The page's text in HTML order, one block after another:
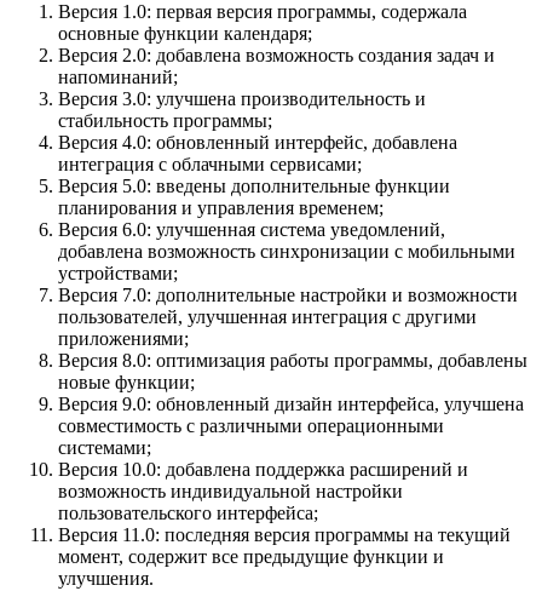
Версия 1.0: первая версия программы, содержала
основные функции календаря;
Версия 2.0: добавлена возможность создания задач и
напоминаний;
Версия 3.0: улучшена производительность и
стабильность программы;
Версия 4.0: обновленный интерфейс, добавлена
интеграция с облачными сервисами;
Версия 5.0: введены дополнительные функции
планирования и управления временем;
Версия 6.0: улучшенная система уведомлений,
добавлена возможность синхронизации с мобильными
устройствами;
Версия 7.0: дополнительные настройки и возможности
пользователей, улучшенная интеграция с другими
приложениями;
Версия 8.0: оптимизация работы программы, добавлены
новые функции;
Версия 9.0: обновленный дизайн интерфейса, улучшена
совместимость с различными операционными
системами;
Версия 10.0: добавлена поддержка расширений и
возможность индивидуальной настройки
пользовательского интерфейса;
Версия 11.0: последняя версия программы на текущий
момент, содержит все предыдущие функции и
улучшения.